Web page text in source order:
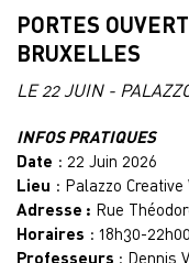
PORTES
BRUXELLES
LE 22 JUIN -
INFOS PRATIQUES
Date : 22 Juin 2026
Lieu : Palazzo
Adresse : Rue
Horaires : 18h30-
Professeurs : Dennis